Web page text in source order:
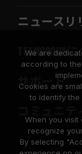
ニュースリ
サポート
We are
according to the
Cookies are
to identify
When you visit
recognize
By selecting